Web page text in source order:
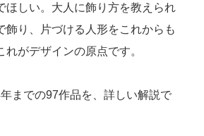
ほしい。大人に飾り方を教えられ
飾り、片づける人形をこれからも
れがデザインの原点です。
までの97作品を、詳しい解説で